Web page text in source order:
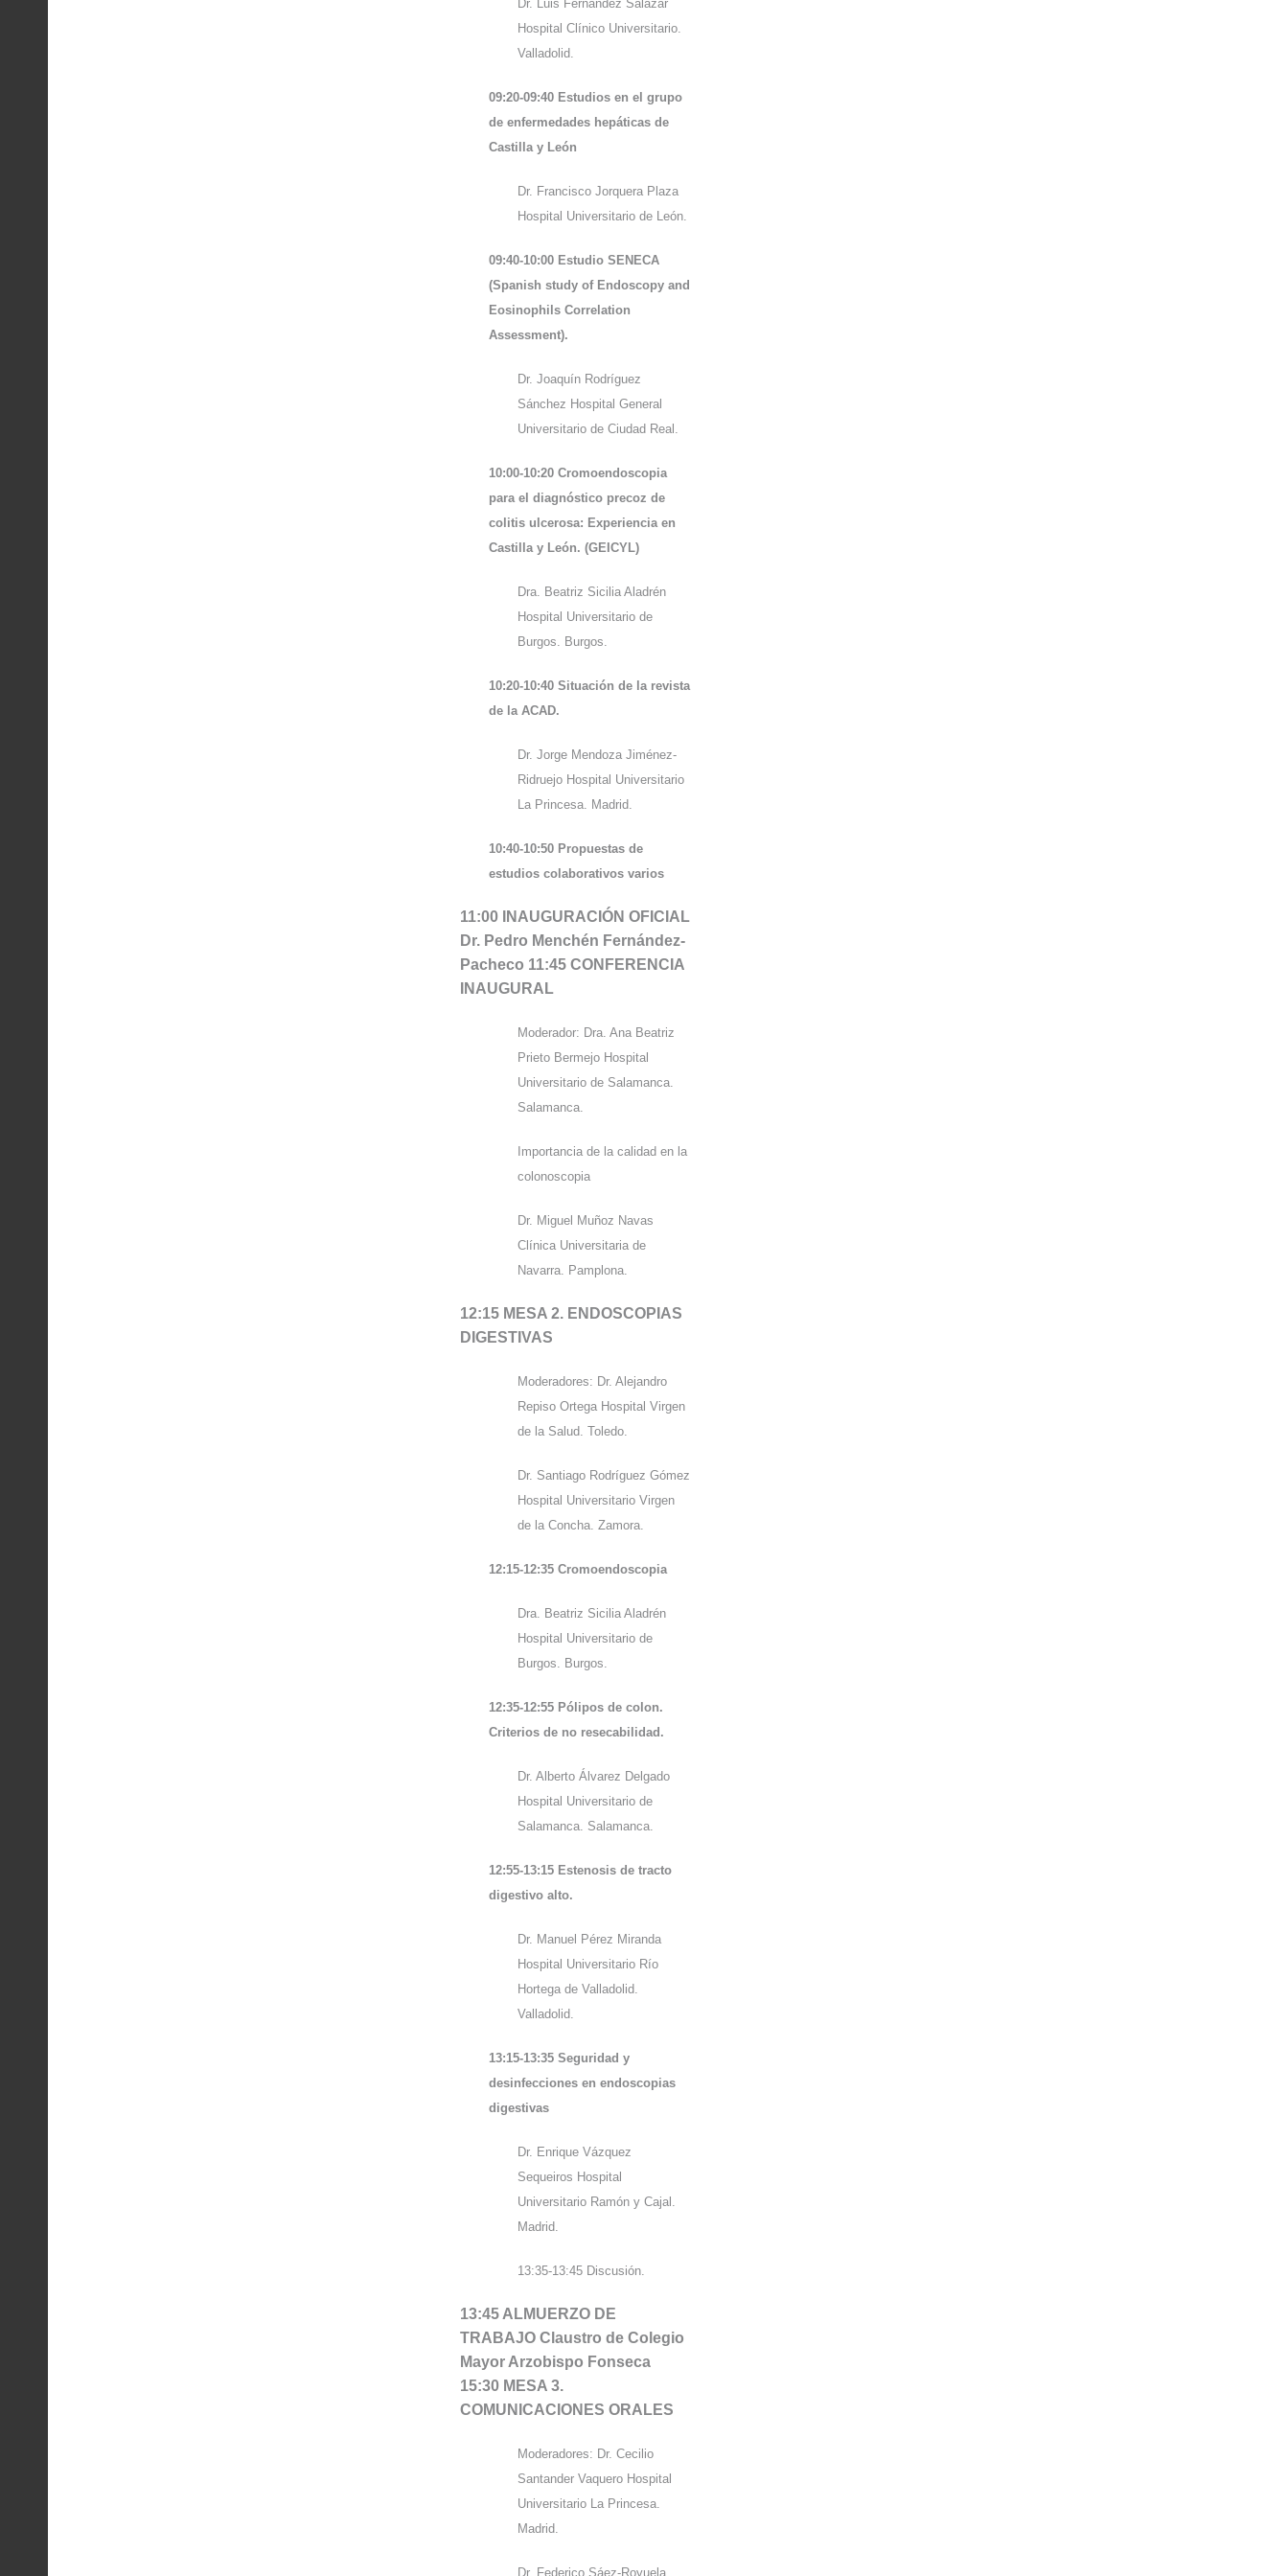
Dr. Luis Fernández Salazar
Hospital Clínico Universitario.
Valladolid.
09:20-09:40 Estudios en el grupo
de enfermedades hepáticas de
Castilla y León
Dr. Francisco Jorquera Plaza
Hospital Universitario de León.
09:40-10:00 Estudio SENECA
(Spanish study of Endoscopy and
Eosinophils Correlation
Assessment).
Dr. Joaquín Rodríguez
Sánchez Hospital General
Universitario de Ciudad Real.
10:00-10:20 Cromoendoscopia
para el diagnóstico precoz de
colitis ulcerosa: Experiencia en
Castilla y León. (GEICYL)
Dra. Beatriz Sicilia Aladrén
Hospital Universitario de
Burgos. Burgos.
10:20-10:40 Situación de la revista
de la ACAD.
Dr. Jorge Mendoza Jiménez-
Ridruejo Hospital Universitario
La Princesa. Madrid.
10:40-10:50 Propuestas de
estudios colaborativos varios
11:00 INAUGURACIÓN OFICIAL
Dr. Pedro Menchén Fernández-
Pacheco 11:45 CONFERENCIA
INAUGURAL
Moderador: Dra. Ana Beatriz
Prieto Bermejo Hospital
Universitario de Salamanca.
Salamanca.
Importancia de la calidad en la
colonoscopia
Dr. Miguel Muñoz Navas
Clínica Universitaria de
Navarra. Pamplona.
12:15 MESA 2. ENDOSCOPIAS
DIGESTIVAS
Moderadores: Dr. Alejandro
Repiso Ortega Hospital Virgen
de la Salud. Toledo.
Dr. Santiago Rodríguez Gómez
Hospital Universitario Virgen
de la Concha. Zamora.
12:15-12:35 Cromoendoscopia
Dra. Beatriz Sicilia Aladrén
Hospital Universitario de
Burgos. Burgos.
12:35-12:55 Pólipos de colon.
Criterios de no resecabilidad.
Dr. Alberto Álvarez Delgado
Hospital Universitario de
Salamanca. Salamanca.
12:55-13:15 Estenosis de tracto
digestivo alto.
Dr. Manuel Pérez Miranda
Hospital Universitario Río
Hortega de Valladolid.
Valladolid.
13:15-13:35 Seguridad y
desinfecciones en endoscopias
digestivas
Dr. Enrique Vázquez
Sequeiros Hospital
Universitario Ramón y Cajal.
Madrid.
13:35-13:45 Discusión.
13:45 ALMUERZO DE
TRABAJO Claustro de Colegio
Mayor Arzobispo Fonseca
15:30 MESA 3.
COMUNICACIONES ORALES
Moderadores: Dr. Cecilio
Santander Vaquero Hospital
Universitario La Princesa.
Madrid.
Dr. Federico Sáez-Royuela